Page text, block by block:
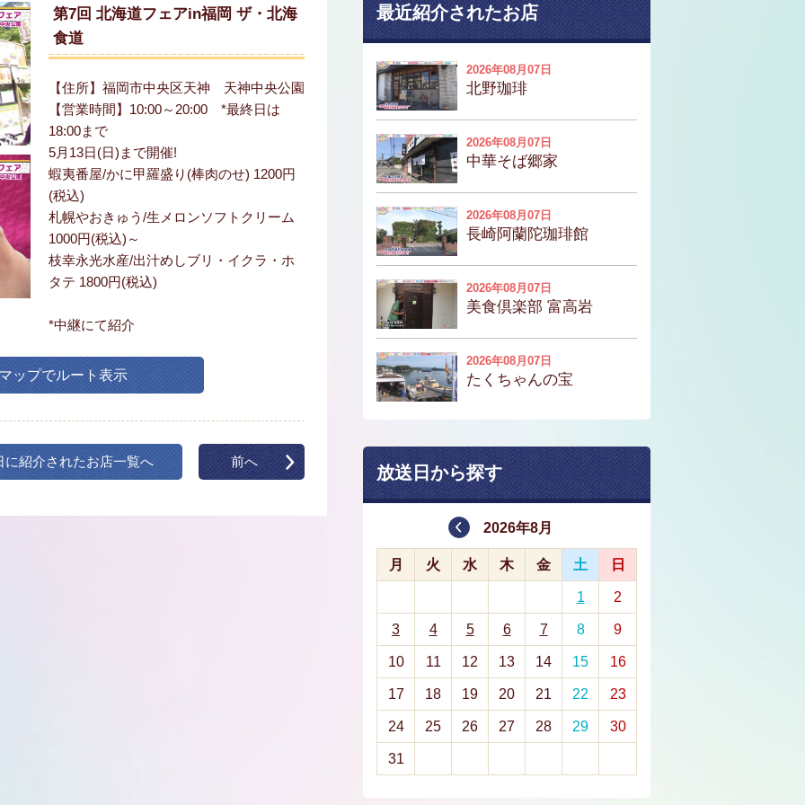
第7回 北海道フェアin福岡 ザ・北海
食道
【住所】福岡市中央区天神 天神中央公園
【営業時間】10:00～20:00 *最終日は
18:00まで
5月13日(日)まで開催!
蝦夷番屋/かに甲羅盛り(棒肉のせ) 1200円
(税込)
札幌やおきゅう/生メロンソフトクリーム
1000円(税込)～
枝幸永光水産/出汁めしブリ・イクラ・ホ
タテ 1800円(税込)
*中継にて紹介
ップでルート表示
に紹介されたお店一覧へ 前へ
最近紹介されたお店
2026年08月07日
北野珈琲
2026年08月07日
中華そば郷家
2026年08月07日
長崎阿蘭陀珈琲館
2026年08月07日
美食倶楽部 富高岩
2026年08月07日
たくちゃんの宝
放送日から探す
2026年8月
月 火 水 木 金 土 日
1 2
3 4 5 6 7 8 9
10 11 12 13 14 15 16
17 18 19 20 21 22 23
24 25 26 27 28 29 30
31